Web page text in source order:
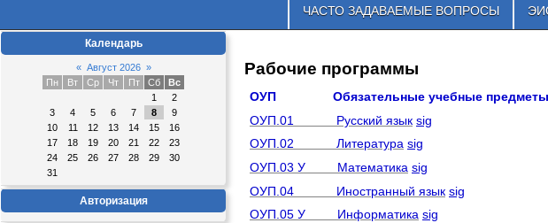
ЧАСТО ЗАДАВАЕМЫЕ ВОПРОСЫ
Календарь
« Август 2026 »
Пн
Вт Ср Чт Пт Сб
Вс
1
2
3
4 5 6 7 8
9
10
11 12 13 14 15
16
17
18 19 20 21 22
23
24
25 26 27 28 29
30
31
Авторизация
Рабочие программы
ОУП Обязательные учебные предметы
ОУП.01 Русский язык sig
ОУП.02 Литература sig
ОУП.03 У Математика sig
ОУП.04 Иностранный язык sig
ОУП.05 У Информатика sig